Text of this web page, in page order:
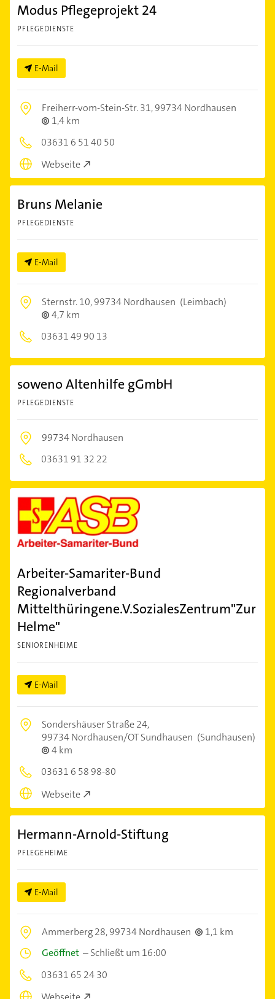
Modus Pflegeprojekt 24
PFLEGEDIENSTE
E-Mail
Freiherr-vom-Stein-Str. 31,99734 Nordhausen
1,4 km
03631 6 51 40 50
Webseite
Bruns Melanie
PFLEGEDIENSTE
E-Mail
Sternstr. 10,99734 Nordhausen (Leimbach)
4,7 km
03631 49 90 13
soweno Altenhilfe gGmbH
PFLEGEDIENSTE
99734 Nordhausen
03631 91 32 22
Arbeiter-Samariter-Bund
Regionalverband
Mittelthüringene.V.SozialesZentrum"Zur
Helme"
SENIORENHEIME
E-Mail
Sondershäuser Straße 24,
99734 Nordhausen/OT Sundhausen (Sundhausen)
4 km
03631 6 58 98-80
Webseite
Hermann-Arnold-Stiftung
PFLEGEHEIME
E-Mail
Ammerberg 28,99734 Nordhausen
1,1 km
Geöffnet –Schließt um 16:00
03631 65 24 30